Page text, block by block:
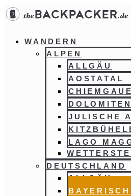
Zum
Inhalt
WANDERN
ALPEN
ALLGÄU
AOSTATAL
DOLOMITEN
JULISCHE
LAGO
DEUTSCHLAND
ALLGÄU